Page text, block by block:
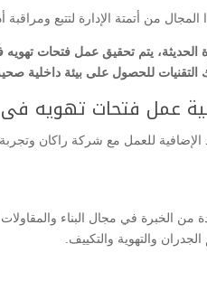
من أتمتة الإدارة لتتبع ومراقبة
الحديثة، يتم تحقيق عمل فتحات
التقنيات للحصول على بيئة داخلية
عمل فتحات تهويه فى
الإضافية للعمل مع شركة راكان
من الخبرة في مجال البناء
والتهوية والتكييف.